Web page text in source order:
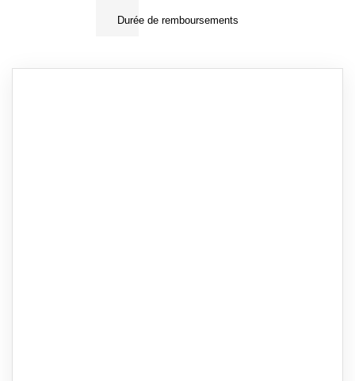
Durée de remboursements